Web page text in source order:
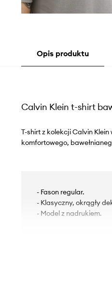
Opis produktu
Calvin Klein t-shirt
T-shirt z kolekcji Calvin
komfortowego,
- Fason regular.
- Klasyczny, okrągły
- Model z nadrukiem.